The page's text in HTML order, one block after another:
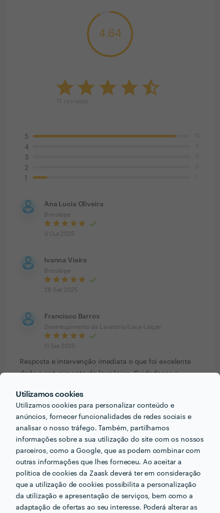
Utilizamos cookies
Utilizamos cookies para personalizar conteúdo e
anúncios, fornecer funcionalidades de redes sociais e
analisar o nosso tráfego. Também, partilhamos
informações sobre a sua utilização do site com os nossos
parceiros, como a Google, que as podem combinar com
outras informações que lhes forneceu. Ao aceitar a
política de cookies da Zaask deverá ter em consideração
que a utilização de cookies possibilita a personalização
da utilização e apresentação de serviços, bem como a
adaptação de ofertas ao seu interesse. Poderá alterar as
4.64
5
4
3
2
1
Ana Lucia Oliveira
Bricolage
3 Out 2025
Ivanna Vieira
Bricolage
26 Set 2025
Francisco Barros
Desentupimento de Lavatório/Lava-Loiças
11 Set 2025
Resposta e intervenção imediata o que foi excelente
dado a entupimento do lava loiça. Cuidadosos e
Cliente Zaask
24 Jun 2025
Demorou 3 semanas e meia em vez de 1, faltava com
frequência e fazia outros trabalhos em simultâneo. O
resultado ficou aquém do esperado e tivemos de andar
atrás para receber os materiais, que não foram
entregues como prometido. Além disso, não foi